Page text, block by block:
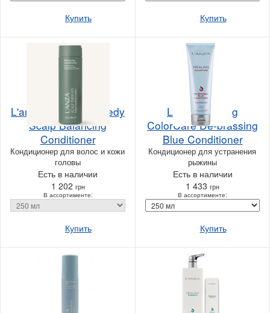
Купить Купить
L'anza Healing Remedy
Scalp Balancing
Conditioner
Кондиционер для волос и кожи
головы
Есть в наличии
1 202 грн
В ассортименте:
Купить
L'anza Healing
ColorCare De-brassing
Blue Conditioner
Кондиционер для устранения
рыжины
Есть в наличии
1 433 грн
В ассортименте:
Купить